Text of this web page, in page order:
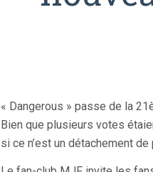
« Dangerous » passe de la
Bien que plusieurs votes
si ce n’est un détachement